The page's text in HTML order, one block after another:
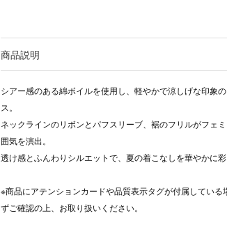
商品説明
シアー感のある綿ボイルを使用し、軽やかで涼しげな印象
ス。
ネックラインのリボンとパフスリーブ、裾のフリルがフェ
囲気を演出。
透け感とふんわりシルエットで、夏の着こなしを華やかに彩
※商品にアテンションカードや品質表示タグが付属している
ずご確認の上、お取り扱いください。